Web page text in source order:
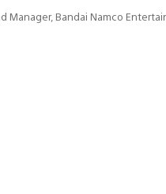
Manager, Bandai Namco